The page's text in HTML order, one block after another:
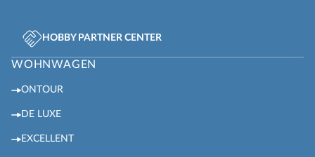
HOBBY PARTNER CENTER
WOHNWAGEN
ONTOUR
DE LUXE
EXCELLENT